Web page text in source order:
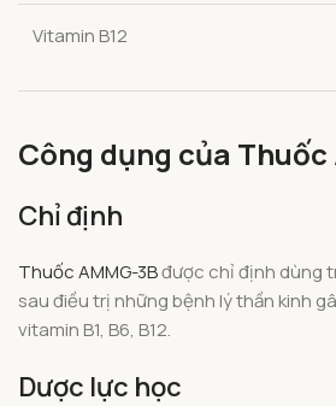
Vitamin B12
Công dụng của Thuốc
Chỉ định
Thuốc AMMG-3Bđược chỉ định dùng
sau điều trị những bệnh lý thần kinh
vitamin B1, B6, B12.
Dược lực học